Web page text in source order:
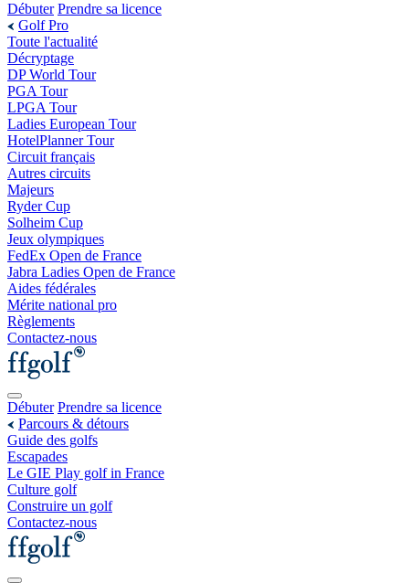
Débuter Prendre sa licence
Golf Pro
Toute l'actualité
Décryptage
DP World Tour
PGA Tour
LPGA Tour
Ladies European Tour
HotelPlanner Tour
Circuit français
Autres circuits
Majeurs
Ryder Cup
Solheim Cup
Jeux olympiques
FedEx Open de France
Jabra Ladies Open de France
Aides fédérales
Mérite national pro
Règlements
Contactez-nous
Débuter Prendre sa licence
Parcours & détours
Guide des golfs
Escapades
Le GIE Play golf in France
Culture golf
Construire un golf
Contactez-nous